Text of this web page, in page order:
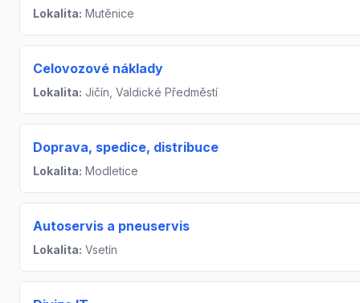
Lokalita: Mutěnice
Celovozové náklady
Lokalita: Jičín, Valdické Předměstí
Doprava, spedice, distribuce
Lokalita: Modletice
Autoservis a pneuservis
Lokalita: Vsetín